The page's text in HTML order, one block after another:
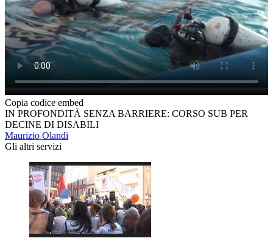
Copia codice embed
IN PROFONDITÀ SENZA BARRIERE: CORSO SUB PER
DECINE DI DISABILI
Maurizio Olandi
Gli altri servizi